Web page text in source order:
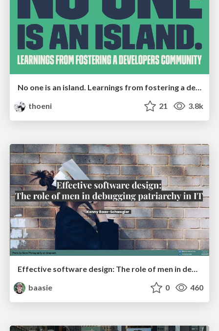
thoeni
21 3.8k
Effective software design: The role of men in debugging patriarchy in IT @ Voxxed Days AMS
baasie
0 460